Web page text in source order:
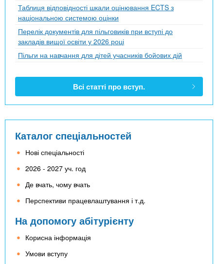
Таблиця відповідності шкали оцінювання ECTS з
національною системою оцінки
Перелік документів для пільговиків при вступі до
закладів вищої освіти у 2026 році
Пільги на навчання для дітей учасників бойових дій
Всі статті про вступ.
Каталог спеціальностей
Нові спеціальності
2026 - 2027 уч. год
Де вчать, чому вчать
Перспективи працевлаштування і т.д.
На допомогу абітурієнту
Корисна інформація
Умови вступу